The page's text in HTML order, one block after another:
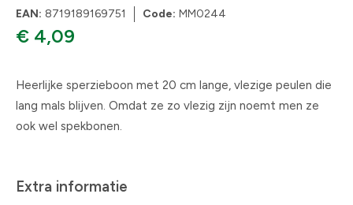
EAN: 8719189169751 Code: MM0244
€ 4,09
Heerlijke sperzieboon met 20 cm lange, vlezige peulen die
lang mals blijven. Omdat ze zo vlezig zijn noemt men ze
ook wel spekbonen.
Extra informatie